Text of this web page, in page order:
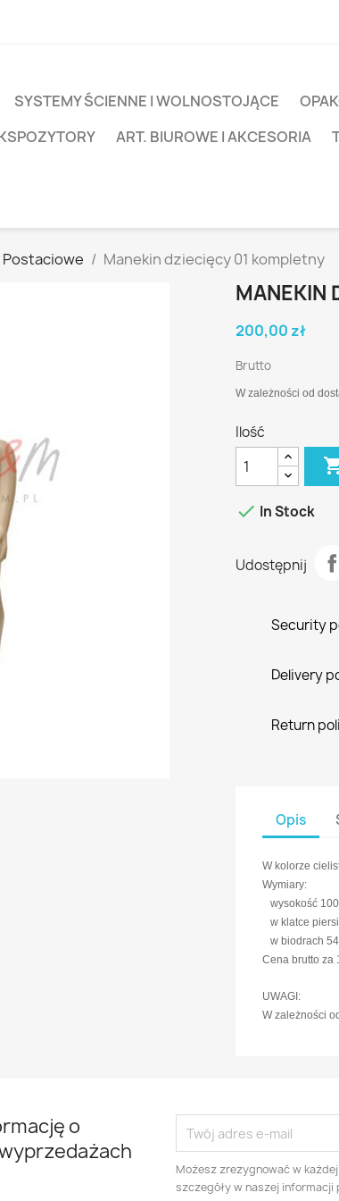
SYSTEMY ŚCIENNE I WOLNOSTOJĄCE
ART. BIUROWE I AKCESORIA
Manekin dziecięcy 01 kompletny
MANEKIN
200,00 zł
Brutto
W zależności od
Ilość
 In Stock
Udostępnij
Security
Delivery
Return
Opis
W kolorze
Wymiary:
wysokość
w klatce
w biodrach
Cena brutto za
UWAGI:
W zależności
o
Możesz zrezygnować w
szczegóły w naszej informacji